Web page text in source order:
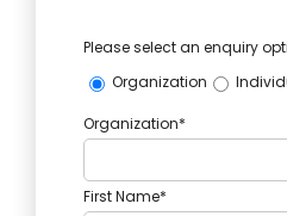
Please select an enquiry
Organization
Organization*
First Name*